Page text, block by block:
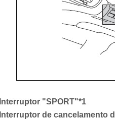
Interruptor "SPORT"*1
Interruptor de cancelamento